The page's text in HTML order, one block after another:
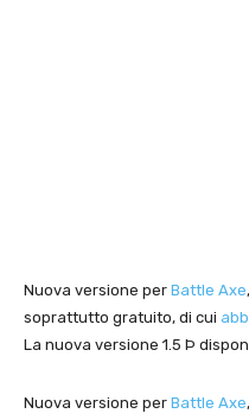
Nuova versione per Battle Axe
soprattutto gratuito, di cui
La nuova versione 1.5 Þ
Nuova versione per Battle Axe